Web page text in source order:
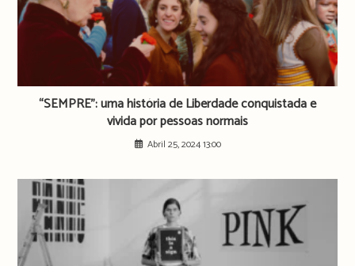
“SEMPRE”: uma história de Liberdade conquistada e
vivida por pessoas normais
Abril 25, 2024 13:00